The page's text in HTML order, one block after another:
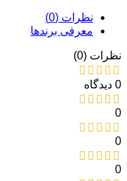
نظرات (0)
معرفی برند‌ها
نظرات (0)
0 دیدگاه
0
0
0